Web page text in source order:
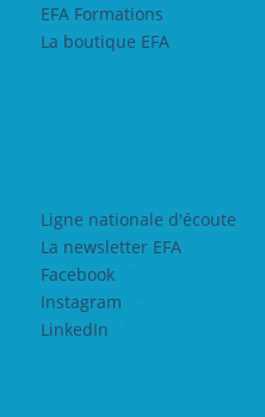
EFA Formations
La boutique EFA
Ligne nationale d'écoute
La newsletter EFA
Facebook
Instagram
LinkedIn